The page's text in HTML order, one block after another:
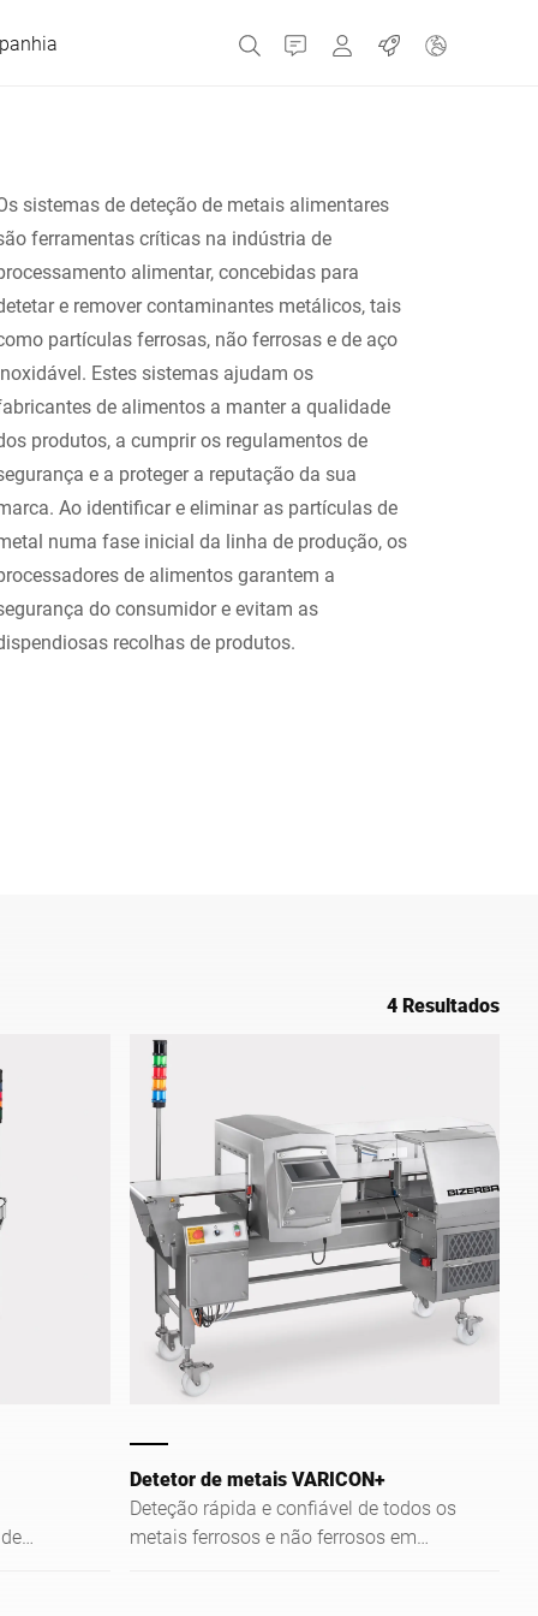
Contato MyBizerbaEmpregos
República Checa
Grécia
Holanda
Rússia
Espanha
Ucrânia
sistemas de deteção de metais alimentares
ferramentas críticas na indústria de
alimentar, concebidas para
e remover contaminantes metálicos, tais
partículas ferrosas, não ferrosas e de aço
Estes sistemas ajudam os
de alimentos a manter a qualidade
produtos, a cumprir os regulamentos de
e a proteger a reputação da sua
Ao identificar e eliminar as partículas de
numa fase inicial da linha de produção, os
de alimentos garantem a
do consumidor e evitam as
recolhas de produtos.
4 Resultados
Detetor de metais VARICON+
Deteção rápida e confiável de todos os
metais ferrosos e não ferrosos em